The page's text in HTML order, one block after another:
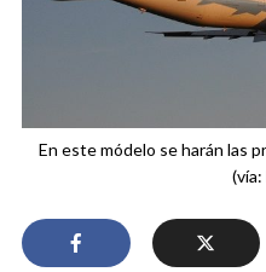
En este módelo se harán las
(vía: